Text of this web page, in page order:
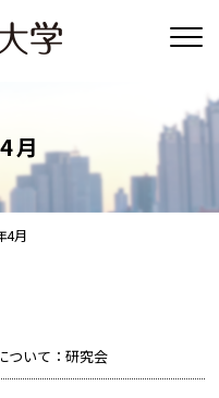
月
4月
ついて：研究会